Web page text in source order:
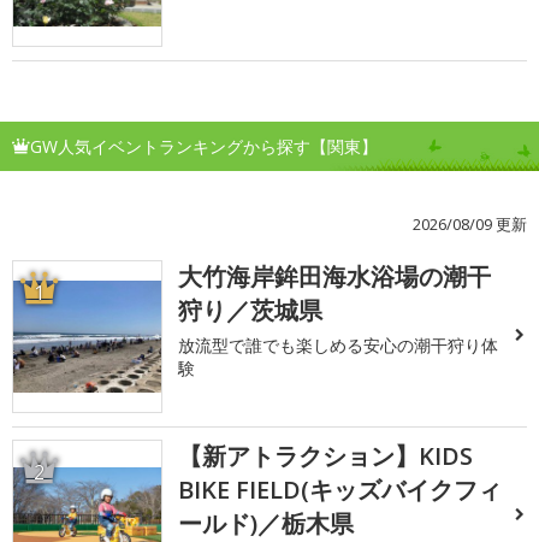
GW人気イベントランキングから探す【関東】
2026/08/09 更新
1
大竹海岸鉾田海水浴場の潮干
狩り／茨城県
放流型で誰でも楽しめる安心の潮干狩り体
験
2
【新アトラクション】KIDS
BIKE FIELD(キッズバイクフィ
ールド)／栃木県